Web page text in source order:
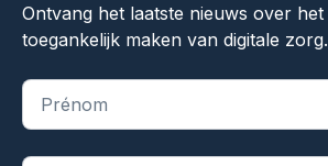
Ontvang het laatste nieuws over het
toegankelijk maken van digitale zorg.
"*" indique les champs obligatoires